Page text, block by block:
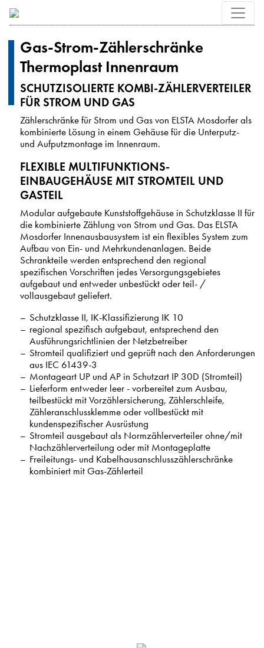
Gas-Strom-Zählerschränke
Thermoplast Innenraum
SCHUTZISOLIERTE KOMBI-ZÄHLERVERTEILER
FÜR STROM UND GAS
Zählerschränke für Strom und Gas von ELSTA Mosdorfer als
kombinierte Lösung in einem Gehäuse für die Unterputz-
und Aufputzmontage im Innenraum.
FLEXIBLE MULTIFUNKTIONS-
EINBAUGEHÄUSE MIT STROMTEIL UND
GASTEIL
Modular aufgebaute Kunststoffgehäuse in Schutzklasse II für
die kombinierte Zählung von Strom und Gas. Das ELSTA
Mosdorfer Innenausbausystem ist ein flexibles System zum
Aufbau von Ein- und Mehrkundenanlagen. Beide
Schrankteile werden entsprechend den regional
spezifischen Vorschriften jedes Versorgungsgebietes
aufgebaut und entweder unbestückt oder teil- /
vollausgebaut geliefert.
Schutzklasse II, IK-Klassifizierung IK 10
regional spezifisch aufgebaut, entsprechend den
Ausführungsrichtlinien der Netzbetreiber
Stromteil qualifiziert und geprüft nach den Anforderungen
aus IEC 61439-3
Montageart UP und AP in Schutzart IP 30D (Stromteil)
Lieferform entweder leer - vorbereitet zum Ausbau,
teilbestückt mit Vorzählersicherung, Zählerschleife,
Zähleranschlussklemme oder vollbestückt mit
kundenspezifischer Ausrüstung
Stromteil ausgebaut als Normzählerverteiler ohne/mit
Nachzählerverteilung oder mit Montageplatte
Freileitungs- und Kabelhausanschlusszählerschränke
kombiniert mit Gas-Zählerteil